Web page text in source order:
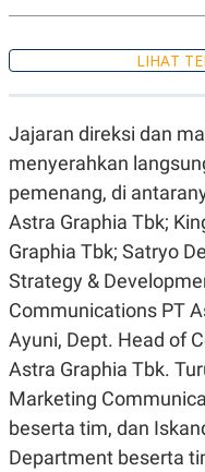
KANAL
S
A
T
D
T
A
A
G
E
S
K
O
N
A
T
V
I
P
U
S
JARINGAN
LIHAT
Jajaran direksi dan
menyerahkan
pemenang, di
Astra Graphia Tbk;
Graphia Tbk; Satryo
Strategy &
Communications PT
Ayuni, Dept. Head of
Astra Graphia Tbk.
Marketing
beserta tim, dan
Department beserta